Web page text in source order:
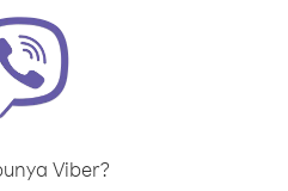
Viber?